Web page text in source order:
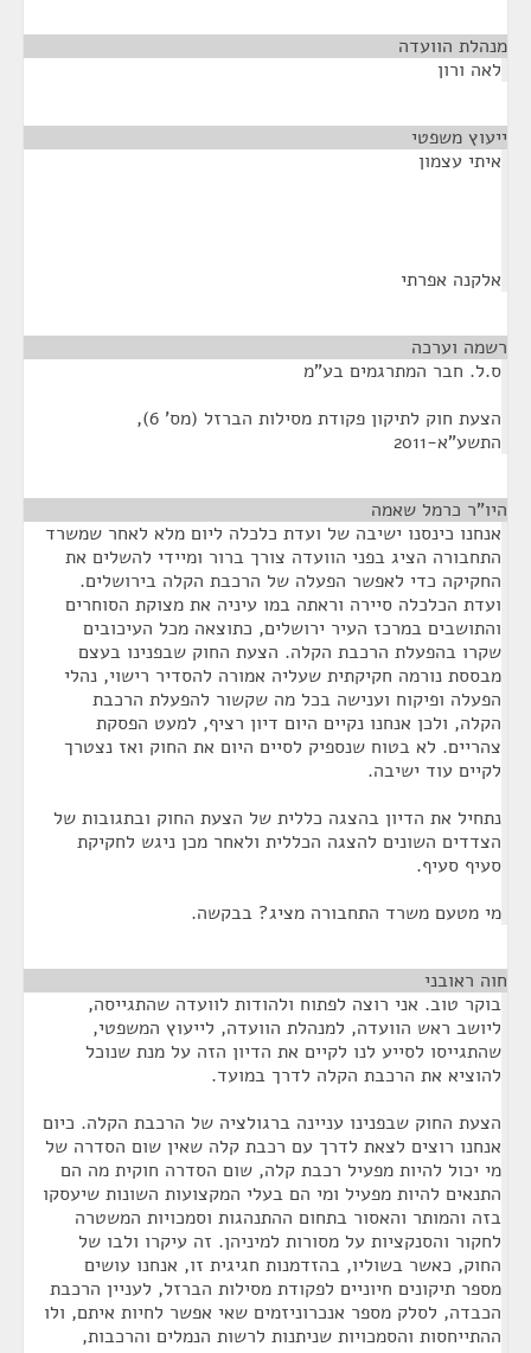
מנהלת הוועדה
לאה ורון
ייעוץ משפטי
איתי עצמון
אלקנה אפרתי
רשמה וערכה
ס.ל. חבר המתרגמים בע"מ
הצעת חוק לתיקון פקודת מסילות הברזל (מס' 6),
התשע"א-2011
היו"ר כרמל שאמה
אנחנו כינסנו ישיבה של ועדת כלכלה ליום מלא לאחר שמשרד
התחבורה הציג בפני הוועדה צורך ברור ומיידי להשלים את
החקיקה כדי לאפשר הפעלה של הרכבת הקלה בירושלים.
ועדת הכלכלה סיירה וראתה במו עיניה את מצוקת הסוחרים
והתושבים במרכז העיר ירושלים, כתוצאה מכל העיכובים
שקרו בהפעלת הרכבת הקלה. הצעת החוק שבפנינו בעצם
מבססת נורמה חקיקתית שעליה אמורה להסדיר רישוי, נהלי
הפעלה ופיקוח וענישה בכל מה שקשור להפעלת הרכבת
הקלה, ולכן אנחנו נקיים היום דיון רציף, למעט הפסקת
צהריים. לא בטוח שנספיק לסיים היום את החוק ואז נצטרך
לקיים עוד ישיבה.
נתחיל את הדיון בהצגה כללית של הצעת החוק ובתגובות של
הצדדים השונים להצגה הכללית ולאחר מכן ניגש לחקיקת
סעיף סעיף.
מי מטעם משרד התחבורה מציג? בבקשה.
חוה ראובני
בוקר טוב. אני רוצה לפתוח ולהודות לוועדה שהתגייסה,
ליושב ראש הוועדה, למנהלת הוועדה, לייעוץ המשפטי,
שהתגייסו לסייע לנו לקיים את הדיון הזה על מנת שנוכל
להוציא את הרכבת הקלה לדרך במועד.
הצעת החוק שבפנינו עניינה ברגולציה של הרכבת הקלה. כיום
אנחנו רוצים לצאת לדרך עם רכבת קלה שאין שום הסדרה של
מי יכול להיות מפעיל רכבת קלה, שום הסדרה חוקית מה הם
התנאים להיות מפעיל ומי הם בעלי המקצועות השונות שיעסקו
בזה והמותר והאסור בתחום ההתנהגות וסמכויות המשטרה
לחקור והסנקציות על מסורות למיניהן. זה עיקרו ולבו של
החוק, כאשר בשוליו, בהזדמנות חגיגית זו, אנחנו עושים
מספר תיקונים חיוניים לפקודת מסילות הברזל, לעניין הרכבת
הכבדה, לסלק מספר אנכרוניזמים שאי אפשר לחיות איתם, ולו
ההתייחסות והסמכויות שניתנות לרשות הנמלים והרכבות,